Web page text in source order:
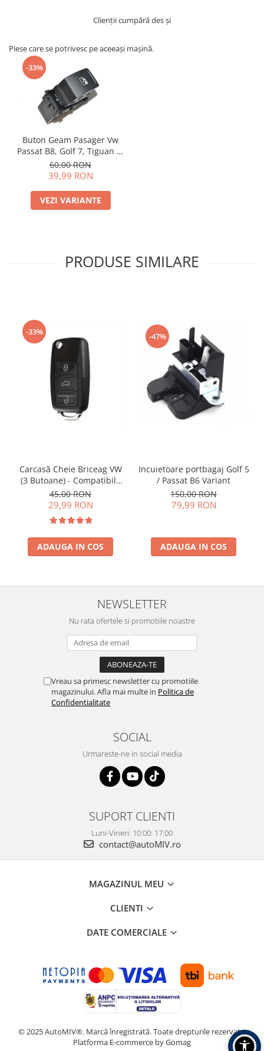
Clienții cumpără des și
Piese care se potrivesc pe aceeași mașină.
-33%
Buton Geam Pasager Vw
Passat B8, Golf 7, Tiguan 3,
T-Roc, Touran etc
60,00 RON
39,99 RON
VEZI VARIANTE
PRODUSE SIMILARE
-33%
Carcasă Cheie Briceag VW
(3 Butoane) - Compatibilă
Golf 5, Jetta, Touran etc
45,00 RON
29,99 RON
ADAUGA IN COS
-47%
Incuietoare portbagaj Golf 5
/ Passat B6 Variant
150,00 RON
79,99 RON
ADAUGA IN COS
NEWSLETTER
Nu rata ofertele si promotiile noastre
Vreau sa primesc newsletter cu promotiile
magazinului. Afla mai multe in Politica de
Confidentialitate
SOCIAL
Urmareste-ne in social media
SUPORT CLIENTI
Luni-Vineri: 10:00: 17:00
contact@autoMIV.ro
MAGAZINUL MEU
CLIENTI
DATE COMERCIALE
© 2025 AutoMIV®. Marcă înregistrată. Toate drepturile rezervate.
Platforma E-commerce by Gomag